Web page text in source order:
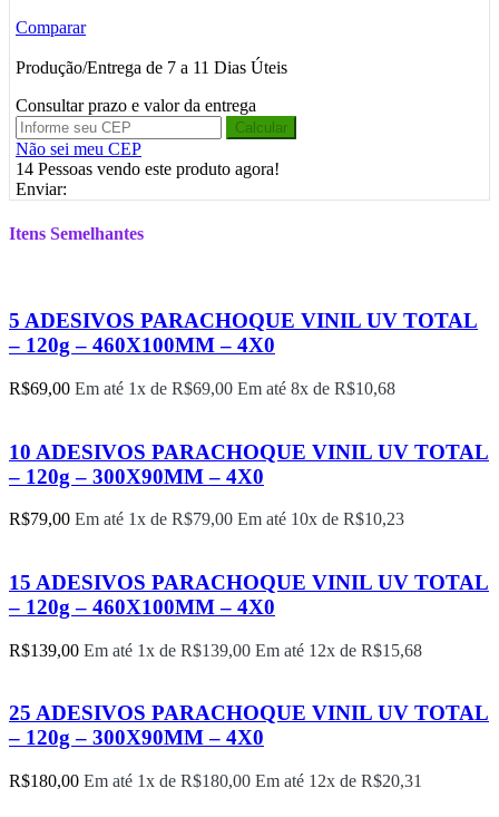
Comparar
Produção/Entrega de 7 a 11 Dias Úteis
Consultar prazo e valor da entrega
Calcular
Não sei meu CEP
14 Pessoas vendo este produto agora!
Enviar:
Itens Semelhantes
5 ADESIVOS PARACHOQUE VINIL UV TOTAL
– 120g – 460X100MM – 4X0
R$69,00 Em até 1x de R$69,00 Em até 8x de R$10,68
10 ADESIVOS PARACHOQUE VINIL UV TOTAL
– 120g – 300X90MM – 4X0
R$79,00 Em até 1x de R$79,00 Em até 10x de R$10,23
15 ADESIVOS PARACHOQUE VINIL UV TOTAL
– 120g – 460X100MM – 4X0
R$139,00 Em até 1x de R$139,00 Em até 12x de R$15,68
25 ADESIVOS PARACHOQUE VINIL UV TOTAL
– 120g – 300X90MM – 4X0
R$180,00 Em até 1x de R$180,00 Em até 12x de R$20,31